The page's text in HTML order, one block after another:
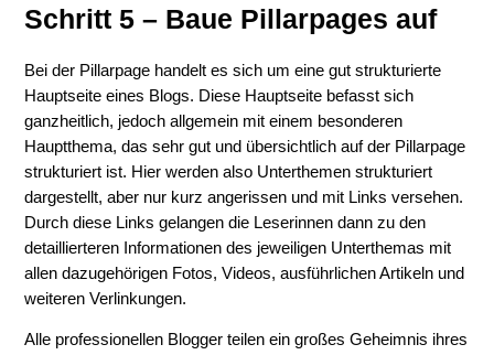
Schritt 5 – Baue Pillarpages auf
Bei der Pillarpage handelt es sich um eine gut strukturierte
Hauptseite eines Blogs. Diese Hauptseite befasst sich
ganzheitlich, jedoch allgemein mit einem besonderen
Hauptthema, das sehr gut und übersichtlich auf der Pillarpage
strukturiert ist. Hier werden also Unterthemen strukturiert
dargestellt, aber nur kurz angerissen und mit Links versehen.
Durch diese Links gelangen die Leserinnen dann zu den
detaillierteren Informationen des jeweiligen Unterthemas mit
allen dazugehörigen Fotos, Videos, ausführlichen Artikeln und
weiteren Verlinkungen.
Alle professionellen Blogger teilen ein großes Geheimnis ihres